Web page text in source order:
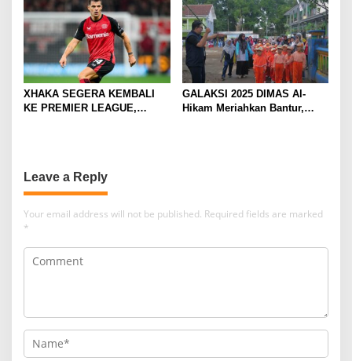
XHAKA SEGERA KEMBALI
KE PREMIER LEAGUE,
GALAKSI 2025 DIMAS Al-
Hikam Meriahkan Bantur,
Leave a Reply
Your email address will not be published. Required fields are marked
*